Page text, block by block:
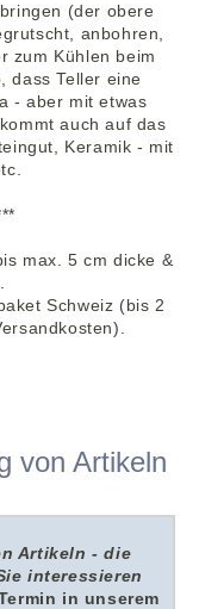
(der obere
anbohren,
zum Kühlen beim
dass Teller eine
- aber mit etwas
auch auf das
Keramik - mit
max. 5 cm dicke &
Schweiz (bis 2
von Artikeln
Artikeln - die
interessieren
in unserem